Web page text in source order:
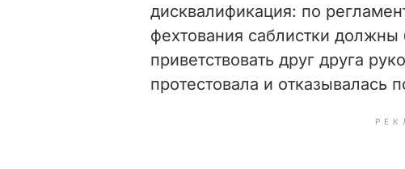
дисквалификация: по
фехтования саблистки
приветствовать друг друга
протестовала и отказывалась